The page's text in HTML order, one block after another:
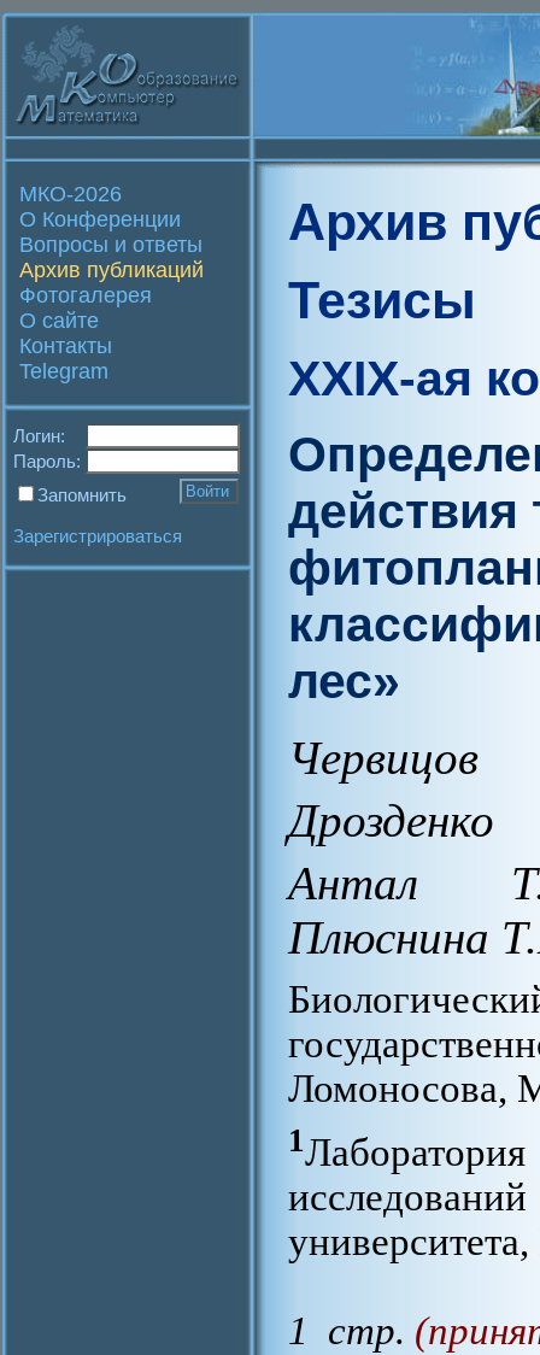
МКО-2026
О Конференции
Вопросы и ответы
Архив публикаций
Фотогалерея
О сайте
Контакты
Telegram
Логин:
Пароль:
Запомнить
Зарегистрироваться
Архив
Тезисы
XXIX-ая
действия
лес»
Антал
Плюснина
Ломоносова,
1
1 стр.